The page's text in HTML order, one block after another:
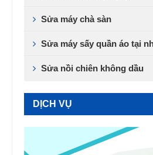
Sửa máy chà sàn
Sửa máy sấy quần áo tại
Sửa nồi chiên không dầu
DỊCH VỤ